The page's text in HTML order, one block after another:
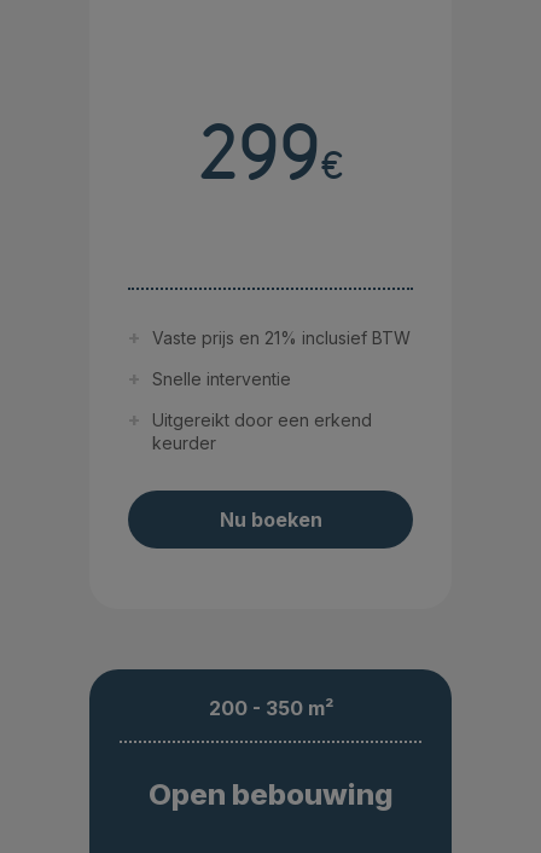
299€
Vaste prijs en 21% inclusief BTW
Snelle interventie
Uitgereikt door een erkend
keurder
Nu boeken
200 - 350 m²
Open bebouwing